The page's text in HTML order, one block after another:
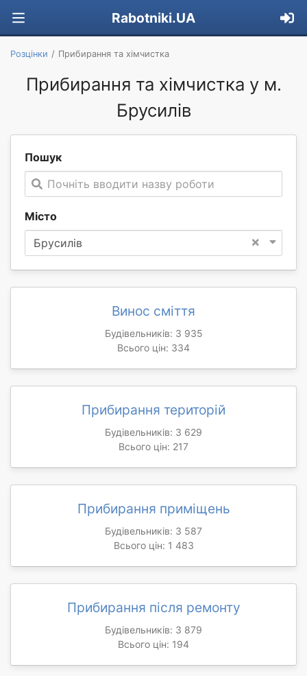
Rabotniki.UA
Розцінки Прибирання та хімчистка
Прибирання та хімчистка у м.
Брусилів
Пошук
Почніть вводити назву роботи
Місто
×
Брусилів
Винос сміття
Будівельників: 3 935
Всього цін: 334
Прибирання територій
Будівельників: 3 629
Всього цін: 217
Прибирання приміщень
Будівельників: 3 587
Всього цін: 1 483
Прибирання після ремонту
Будівельників: 3 879
Всього цін: 194